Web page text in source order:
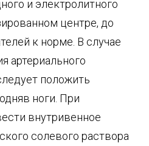
и электролитного
центре, до
к норме. В случае
артериального
положить
ноги. При
внутривенное
солевого раствора